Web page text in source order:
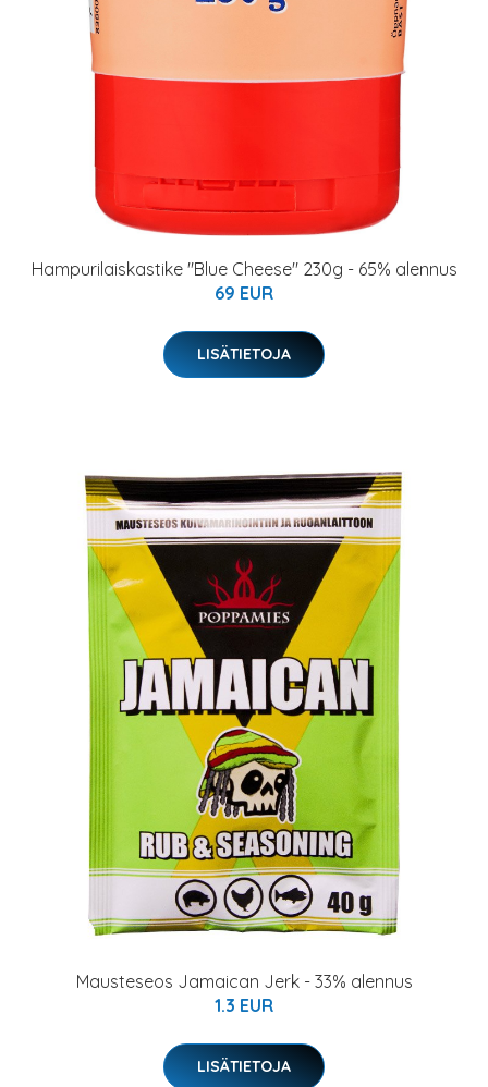
Hampurilaiskastike "Blue Cheese" 230g - 65% alennus
69 EUR
LISÄTIETOJA
Mausteseos Jamaican Jerk - 33% alennus
1.3 EUR
LISÄTIETOJA